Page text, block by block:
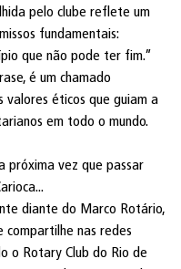
pelo clube reflete um
fundamentais:
que não pode ter fim.”
é um chamado
valores éticos que guiam a
em todo o mundo.
próxima vez que passar
diante do Marco Rotário,
nas redes
o Rotary Club do Rio de